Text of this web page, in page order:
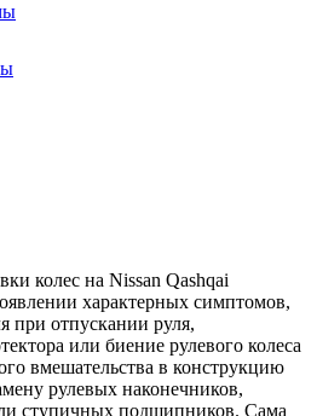
колес на Nissan Qashqai
характерных симптомов,
при отпускании руля,
или биение рулевого колеса
вмешательства в конструкцию
рулевых наконечников,
ступичных подшипников. Сама